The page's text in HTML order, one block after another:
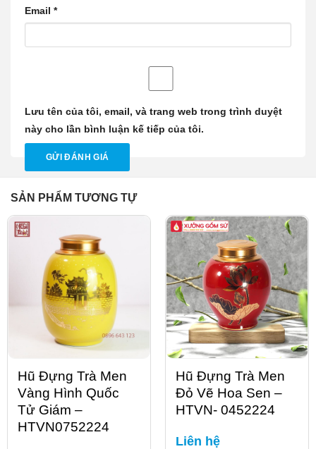
Email *
Lưu tên của tôi, email, và trang web trong trình duyệt
này cho lần bình luận kế tiếp của tôi.
SẢN PHẨM TƯƠNG TỰ
Hũ Đựng Trà Men
Vàng Hình Quốc
Tử Giám –
HTVN0752224
Hũ Đựng Trà Men
Đỏ Vẽ Hoa Sen –
HTVN- 0452224
Liên hệ